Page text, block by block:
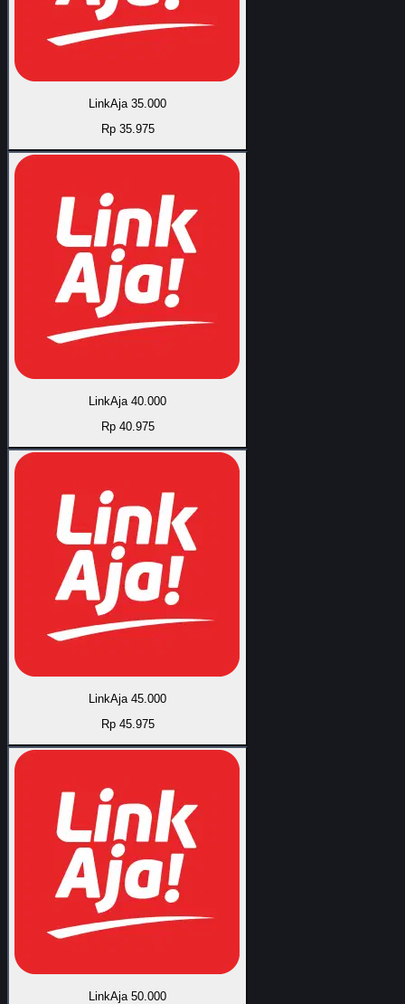
LinkAja 35.000
Rp 35.975
LinkAja 40.000
Rp 40.975
LinkAja 45.000
Rp 45.975
LinkAja 50.000